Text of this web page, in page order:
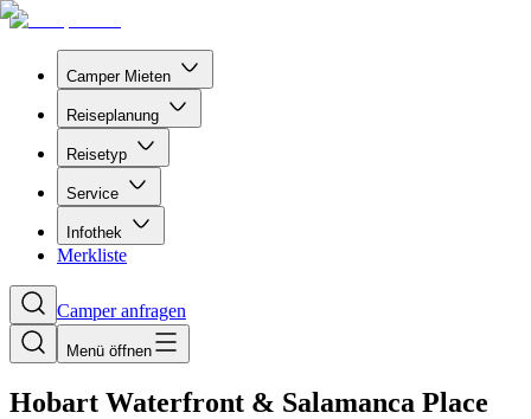
Camper Mieten
Reiseplanung
Reisetyp
Service
Infothek
Merkliste
Camper anfragen
Menü öffnen
Hobart Waterfront & Salamanca Place